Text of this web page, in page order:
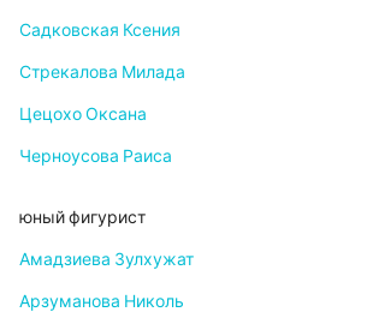
Садковская Ксения
Стрекалова Милада
Цецохо Оксана
Черноусова Раиса
юный фигурист
Амадзиева Зулхужат
Арзуманова Николь